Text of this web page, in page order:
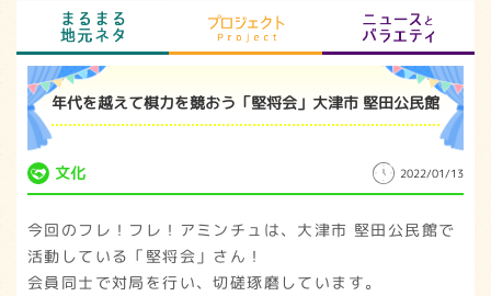
まるまる地元ネタ プロジェクト
年代を越えて棋力を競おう「堅将会」大津市 堅田公民館
文化 2022/01/13
今回のフレ！フレ！アミンチュは、大津市 堅田公民館で
活動している「堅将会」さん！
会員同士で対局を行い、切磋琢磨しています。